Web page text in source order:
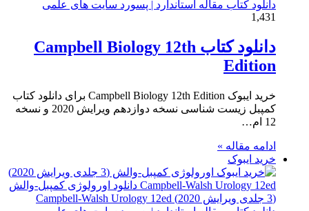
دانلود کتاب مقاله استاندارد | پسورد سایت های علمی
1,431
دانلود کتاب Campbell Biology 12th
Edition
خرید ایبوک Campbell Biology 12th Edition برای دانلود کتاب
کمپبل زیست شناسی نسخه دوازدهم ویرایش 2020 و نسخه
12 ام…
ادامه مقاله »
خرید ایبوک